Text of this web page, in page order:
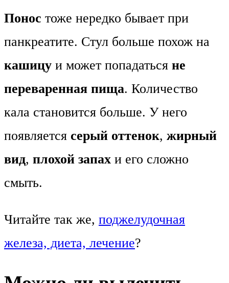
Понос тоже нередко бывает при
панкреатите. Стул больше похож на
кашицу и может попадаться не
переваренная пища. Количество
кала становится больше. У него
появляется серый оттенок, жирный
вид, плохой запах и его сложно
смыть.
Читайте так же, поджелудочная
железа, диета, лечение?